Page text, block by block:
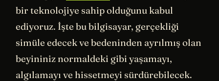
bir teknolojiye sahip olduğunu kabul
ediyoruz. İşte bu bilgisayar, gerçekliği
simüle edecek ve bedeninden ayrılmış olan
beyininiz normaldeki gibi yaşamayı,
algılamayı ve hissetmeyi sürdürebilecek.